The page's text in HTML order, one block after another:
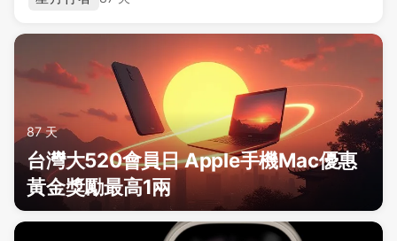
87 天
台灣大520會員日 Apple手機Mac優惠
黃金獎勵最高1兩